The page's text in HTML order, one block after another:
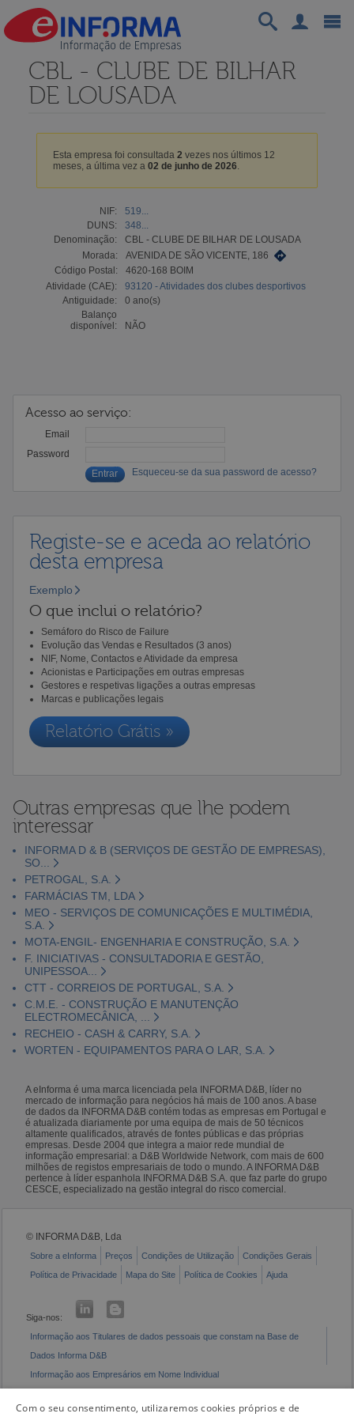
CBL - CLUBE DE BILHAR
DE LOUSADA
Esta empresa foi consultada 2 vezes nos últimos 12
meses, a última vez a 02 de junho de 2026.
NIF:
519...
DUNS:
348...
Denominação:
CBL - CLUBE DE BILHAR DE LOUSADA
Morada:
AVENIDA DE SÃO VICENTE, 186
Código Postal:
4620-168 BOIM
Atividade (CAE):
93120 - Atividades dos clubes desportivos
Antiguidade:
0 ano(s)
Balanço
disponível:
NÃO
Acesso ao serviço:
Email
Password
Esqueceu-se da sua password de acesso?
Registe-se e aceda ao relatório
desta empresa
Exemplo
O que inclui o relatório?
Semáforo do Risco de Failure
Evolução das Vendas e Resultados (3 anos)
NIF, Nome, Contactos e Atividade da empresa
Acionistas e Participações em outras empresas
Gestores e respetivas ligações a outras empresas
Marcas e publicações legais
Relatório Grátis »
Outras empresas que lhe podem
interessar
INFORMA D & B (SERVIÇOS DE GESTÃO DE EMPRESAS),
SO...
PETROGAL, S.A.
FARMÁCIAS TM, LDA
MEO - SERVIÇOS DE COMUNICAÇÕES E MULTIMÉDIA,
S.A.
MOTA-ENGIL- ENGENHARIA E CONSTRUÇÃO, S.A.
F. INICIATIVAS - CONSULTADORIA E GESTÃO,
UNIPESSOA...
CTT - CORREIOS DE PORTUGAL, S.A.
C.M.E. - CONSTRUÇÃO E MANUTENÇÃO
ELECTROMECÂNICA, ...
RECHEIO - CASH & CARRY, S.A.
WORTEN - EQUIPAMENTOS PARA O LAR, S.A.
A eInforma é uma marca licenciada pela INFORMA D&B, líder no
mercado de informação para negócios há mais de 100 anos. A base
de dados da INFORMA D&B contém todas as empresas em Portugal e
é atualizada diariamente por uma equipa de mais de 50 técnicos
altamente qualificados, através de fontes públicas e das próprias
empresas. Desde 2004 que integra a maior rede mundial de
informação empresarial: a D&B Worldwide Network, com mais de 600
milhões de registos empresariais de todo o mundo. A INFORMA D&B
pertence à líder espanhola INFORMA D&B S.A. que faz parte do grupo
CESCE, especializado na gestão integral do risco comercial.
© INFORMA D&B, Lda
Sobre a eInforma Preços Condições de Utilização
Condições Gerais
Política de Privacidade
Mapa do Site Política de Cookies Ajuda
Siga-nos:
Informação aos Titulares de dados pessoais que constam na Base de
Dados Informa D&B
Informação aos Empresários em Nome Individual
Com o seu consentimento, utilizaremos cookies próprios e de